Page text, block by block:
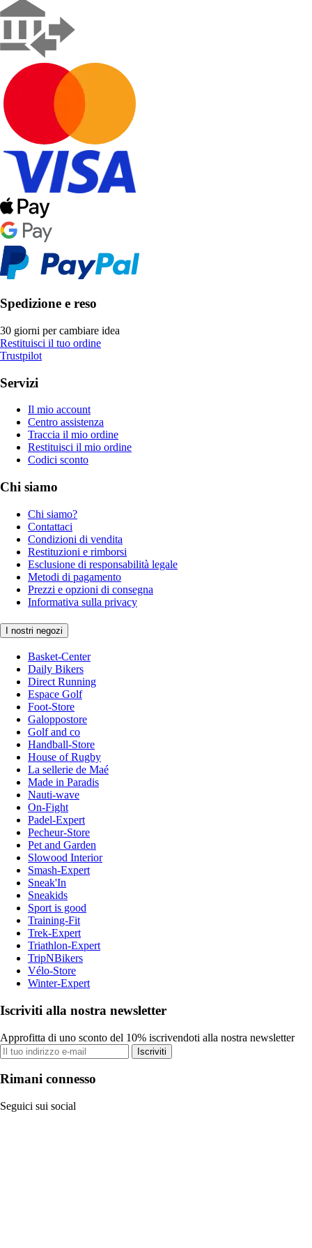
Spedizione e reso
30 giorni per cambiare idea
Restituisci il tuo ordine
Trustpilot
Servizi
Il mio account
Centro assistenza
Traccia il mio ordine
Restituisci il mio ordine
Codici sconto
Chi siamo
Chi siamo?
Contattaci
Condizioni di vendita
Restituzioni e rimborsi
Esclusione di responsabilità legale
Metodi di pagamento
Prezzi e opzioni di consegna
Informativa sulla privacy
I nostri negozi
Basket-Center
Daily Bikers
Direct Running
Espace Golf
Foot-Store
Galoppostore
Golf and co
Handball-Store
House of Rugby
La sellerie de Maé
Made in Paradis
Nauti-wave
On-Fight
Padel-Expert
Pecheur-Store
Pet and Garden
Slowood Interior
Smash-Expert
Sneak'In
Sneakids
Sport is good
Training-Fit
Trek-Expert
Triathlon-Expert
TripNBikers
Vélo-Store
Winter-Expert
Iscriviti alla nostra newsletter
Approfitta di uno sconto del 10% iscrivendoti alla nostra newsletter
Iscriviti
Rimani connesso
Seguici sui social